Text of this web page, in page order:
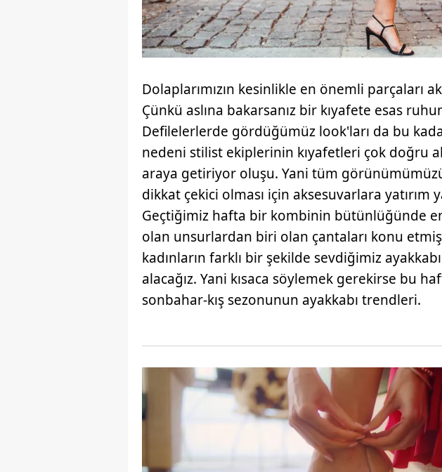
Dolaplarımızın kesinlikle en önemli parçaları
Çünkü aslına bakarsanız bir kıyafete esas
Defilelerlerde gördüğümüz look'ları da bu
nedeni stilist ekiplerinin kıyafetleri çok doğru
araya getiriyor oluşu. Yani tüm
dikkat çekici olması için aksesuvarlara yatırım
Geçtiğimiz hafta bir kombinin bütünlüğünde
olan unsurlardan biri olan çantaları konu
kadınların farklı bir şekilde sevdiğimiz
alacağız. Yani kısaca söylemek gerekirse bu
sonbahar-kış sezonunun ayakkabı trendleri.